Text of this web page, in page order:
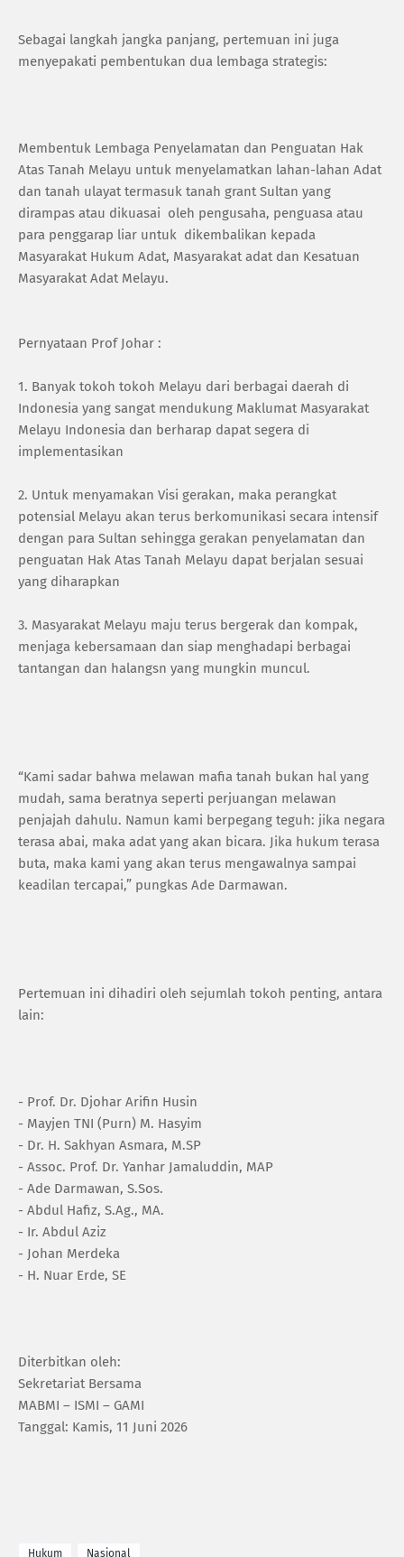
Sebagai langkah jangka panjang, pertemuan ini juga
menyepakati pembentukan dua lembaga strategis:
Membentuk Lembaga Penyelamatan dan Penguatan Hak
Atas Tanah Melayu untuk menyelamatkan lahan-lahan Adat
dan tanah ulayat termasuk tanah grant Sultan yang
dirampas atau dikuasai oleh pengusaha, penguasa atau
para penggarap liar untuk dikembalikan kepada
Masyarakat Hukum Adat, Masyarakat adat dan Kesatuan
Masyarakat Adat Melayu.
Pernyataan Prof Johar :
1. Banyak tokoh tokoh Melayu dari berbagai daerah di
Indonesia yang sangat mendukung Maklumat Masyarakat
Melayu Indonesia dan berharap dapat segera di
implementasikan
2. Untuk menyamakan Visi gerakan, maka perangkat
potensial Melayu akan terus berkomunikasi secara intensif
dengan para Sultan sehingga gerakan penyelamatan dan
penguatan Hak Atas Tanah Melayu dapat berjalan sesuai
yang diharapkan
3. Masyarakat Melayu maju terus bergerak dan kompak,
menjaga kebersamaan dan siap menghadapi berbagai
tantangan dan halangsn yang mungkin muncul.
“Kami sadar bahwa melawan mafia tanah bukan hal yang
mudah, sama beratnya seperti perjuangan melawan
penjajah dahulu. Namun kami berpegang teguh: jika negara
terasa abai, maka adat yang akan bicara. Jika hukum terasa
buta, maka kami yang akan terus mengawalnya sampai
keadilan tercapai,” pungkas Ade Darmawan.
Pertemuan ini dihadiri oleh sejumlah tokoh penting, antara
lain:
- Prof. Dr. Djohar Arifin Husin
- Mayjen TNI (Purn) M. Hasyim
- Dr. H. Sakhyan Asmara, M.SP
- Assoc. Prof. Dr. Yanhar Jamaluddin, MAP
- Ade Darmawan, S.Sos.
- Abdul Hafiz, S.Ag., MA.
- Ir. Abdul Aziz
- Johan Merdeka
- H. Nuar Erde, SE
Diterbitkan oleh:
Sekretariat Bersama
MABMI – ISMI – GAMI
Tanggal: Kamis, 11 Juni 2026
Hukum Nasional